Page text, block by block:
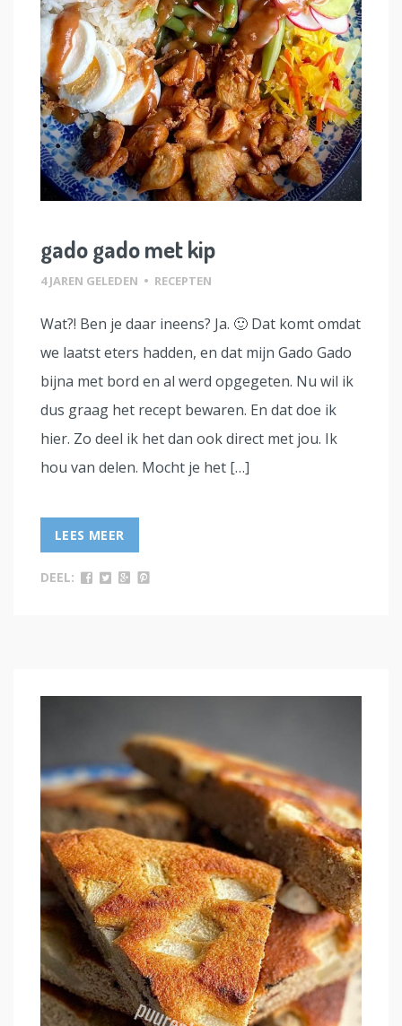
gado gado met kip
4 JAREN GELEDEN • RECEPTEN
Wat?! Ben je daar ineens? Ja. 🙂 Dat komt omdat
we laatst eters hadden, en dat mijn Gado Gado
bijna met bord en al werd opgegeten. Nu wil ik
dus graag het recept bewaren. En dat doe ik
hier. Zo deel ik het dan ook direct met jou. Ik
hou van delen. Mocht je het […]
LEES MEER
DEEL: